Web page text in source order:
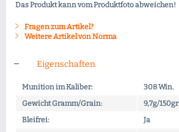
Das Produkt kann vom Produktfoto abweichen!
Fragen zum Artikel?
Weitere Artikel von Norma
Eigenschaften
Munition im Kaliber:
308 Win.
Gewicht Gramm/Grain:
9,7g/150gr
Bleifrei:
Ja